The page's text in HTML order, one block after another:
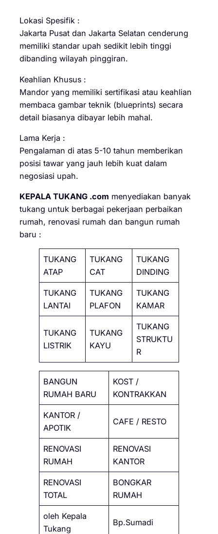
Lokasi Spesifik :
Jakarta Pusat dan Jakarta Selatan cenderung
memiliki standar upah sedikit lebih tinggi
dibanding wilayah pinggiran.
Keahlian Khusus :
Mandor yang memiliki sertifikasi atau keahlian
membaca gambar teknik (blueprints) secara
detail biasanya dibayar lebih mahal.
Lama Kerja :
Pengalaman di atas 5-10 tahun memberikan
posisi tawar yang jauh lebih kuat dalam
negosiasi upah.
KEPALA TUKANG .com menyediakan banyak
tukang untuk berbagai pekerjaan perbaikan
rumah, renovasi rumah dan bangun rumah
baru :
TUKANG
ATAP
TUKANG
CAT
TUKANG
DINDING
TUKANG
LANTAI
TUKANG
PLAFON
TUKANG
KAMAR
TUKANG
LISTRIK
TUKANG
KAYU
TUKANG
STRUKTU
R
BANGUN
RUMAH BARU
KOST /
KONTRAKKAN
KANTOR /
APOTIK
CAFE / RESTO
RENOVASI
RUMAH
RENOVASI
KANTOR
RENOVASI
TOTAL
BONGKAR
RUMAH
oleh Kepala
Tukang
Bp.Sumadi